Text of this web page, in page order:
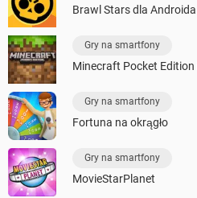
Brawl Stars dla Androida
Gry na smartfony
Minecraft Pocket Edition
Gry na smartfony
Fortuna na okrągło
Gry na smartfony
MovieStarPlanet